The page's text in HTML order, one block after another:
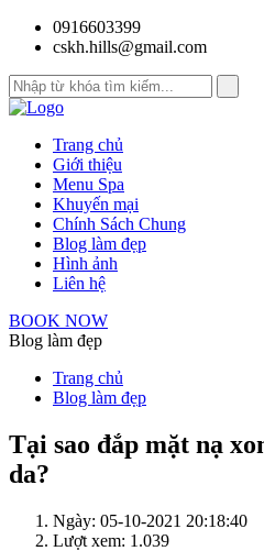
0916603399
cskh.hills@gmail.com
Trang chủ
Giới thiệu
Menu Spa
Khuyến mại
Chính Sách Chung
Blog làm đẹp
Hình ảnh
Liên hệ
BOOK NOW
Blog làm đẹp
Trang chủ
Blog làm đẹp
Tại sao đắp mặt nạ
da?
Ngày: 05-10-2021 20:18:40
Lượt xem: 1.039